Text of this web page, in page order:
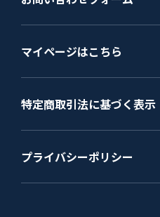
マイページはこちら
特定商取引法に基づく表示
プライバシーポリシー